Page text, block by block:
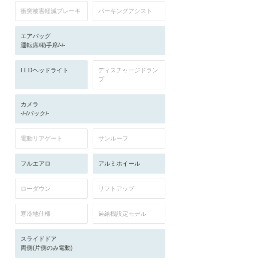
衝突被害軽減ブレーキ パーキングアシスト
エアバッグ
運転席/助手席/-/-
LEDヘッドライト
ディスチャージドラン
プ
カメラ
-/-/バック/-
電動リアゲート サンルーフ
フルエアロ アルミホイール
ローダウン リフトアップ
寒冷地仕様 過給機設定モデル
スライドドア
両側(片側のみ電動)